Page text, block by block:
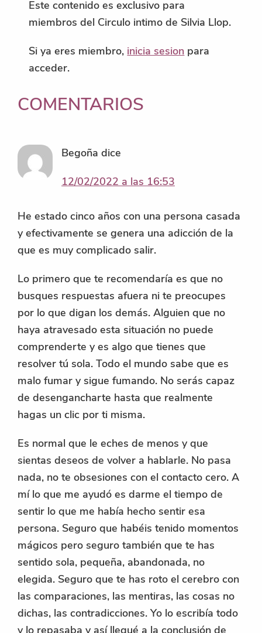
Este contenido es exclusivo para
miembros del Circulo intimo de Silvia Llop.
Si ya eres miembro, inicia sesion para
acceder.
INTERACCIONES
LOS
LECTORES
COMENTARIOS
Begoña dice
12/02/2022 a las 16:53
He estado cinco años con una persona casada
y efectivamente se genera una adicción de la
que es muy complicado salir.
Lo primero que te recomendaría es que no
busques respuestas afuera ni te preocupes
por lo que digan los demás. Alguien que no
haya atravesado esta situación no puede
comprenderte y es algo que tienes que
resolver tú sola. Todo el mundo sabe que es
malo fumar y sigue fumando. No serás capaz
de desengancharte hasta que realmente
hagas un clic por ti misma.
Es normal que le eches de menos y que
sientas deseos de volver a hablarle. No pasa
nada, no te obsesiones con el contacto cero. A
mí lo que me ayudó es darme el tiempo de
sentir lo que me había hecho sentir esa
persona. Seguro que habéis tenido momentos
mágicos pero seguro también que te has
sentido sola, pequeña, abandonada, no
elegida. Seguro que te has roto el cerebro con
las comparaciones, las mentiras, las cosas no
dichas, las contradicciones. Yo lo escribía todo
y lo repasaba y así llegué a la conclusión de